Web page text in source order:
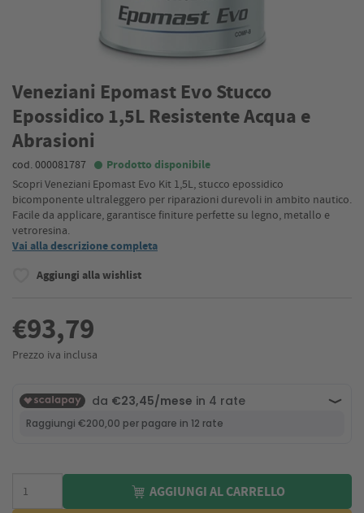
Veneziani Epomast Evo Stucco
Epossidico 1,5L Resistente Acqua e
Abrasioni
cod. 000081787 Prodotto disponibile
Scopri Veneziani Epomast Evo Kit 1,5L, stucco epossidico
bicomponente ultraleggero per riparazioni durevoli in ambito nautico.
Facile da applicare, garantisce finiture perfette su legno, metallo e
vetroresina.
Vai alla descrizione completa
Aggiungi alla wishlist
€93,79
Prezzo iva inclusa
AGGIUNGI AL CARRELLO